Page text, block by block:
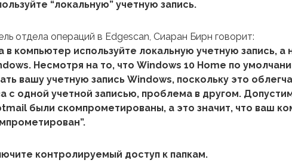
“локальную” учетную запись.
отдела операций в Edgescan, Сиаран Бирн говорит:
в компьютер используйте локальную учетную запись, а
Несмотря на то, что Windows 10 Home по
вашу учетную запись Windows, поскольку это
с одной учетной записью, проблема в другом.
были скомпрометированы, а это значит, что ваш
контролируемый доступ к папкам.